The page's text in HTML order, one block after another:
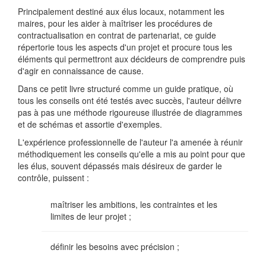
Principalement destiné aux élus locaux, notamment les
maires, pour les aider à maîtriser les procédures de
contractualisation en contrat de partenariat, ce guide
répertorie tous les aspects d'un projet et procure tous les
éléments qui permettront aux décideurs de comprendre puis
d'agir en connaissance de cause.
Dans ce petit livre structuré comme un guide pratique, où
tous les conseils ont été testés avec succès, l'auteur délivre
pas à pas une méthode rigoureuse illustrée de diagrammes
et de schémas et assortie d'exemples.
L'expérience professionnelle de l'auteur l'a amenée à réunir
méthodiquement les conseils qu'elle a mis au point pour que
les élus, souvent dépassés mais désireux de garder le
contrôle, puissent :
maîtriser les ambitions, les contraintes et les
limites de leur projet ;
définir les besoins avec précision ;